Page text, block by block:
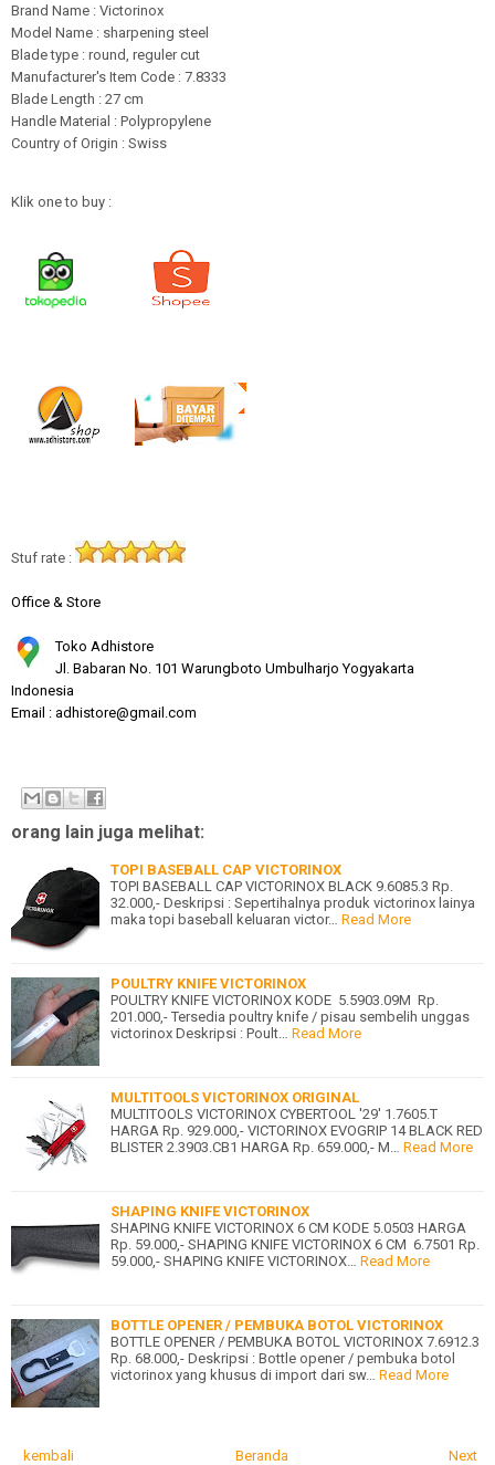
Brand Name : Victorinox
Model Name : sharpening steel
Blade type : round, reguler cut
Manufacturer's Item Code : 7.8333
Blade Length : 27 cm
Handle Material : Polypropylene
Country of Origin : Swiss
Klik one to buy :
Stuf rate :
Office & Store
Toko Adhistore
Jl. Babaran No. 101 Warungboto Umbulharjo Yogyakarta
Indonesia
Email : adhistore@gmail.com
orang lain juga melihat:
TOPI BASEBALL CAP VICTORINOX
TOPI BASEBALL CAP VICTORINOX BLACK 9.6085.3 Rp.
32.000,- Deskripsi : Sepertihalnya produk victorinox lainya
maka topi baseball keluaran victor… Read More
POULTRY KNIFE VICTORINOX
POULTRY KNIFE VICTORINOX KODE 5.5903.09M Rp.
201.000,- Tersedia poultry knife / pisau sembelih unggas
victorinox Deskripsi : Poult… Read More
MULTITOOLS VICTORINOX ORIGINAL
MULTITOOLS VICTORINOX CYBERTOOL '29' 1.7605.T
HARGA Rp. 929.000,- VICTORINOX EVOGRIP 14 BLACK RED
BLISTER 2.3903.CB1 HARGA Rp. 659.000,- M… Read More
SHAPING KNIFE VICTORINOX
SHAPING KNIFE VICTORINOX 6 CM KODE 5.0503 HARGA
Rp. 59.000,- SHAPING KNIFE VICTORINOX 6 CM 6.7501 Rp.
59.000,- SHAPING KNIFE VICTORINOX… Read More
BOTTLE OPENER / PEMBUKA BOTOL VICTORINOX
BOTTLE OPENER / PEMBUKA BOTOL VICTORINOX 7.6912.3
Rp. 68.000,- Deskripsi : Bottle opener / pembuka botol
victorinox yang khusus di import dari sw… Read More
kembali Next
Beranda